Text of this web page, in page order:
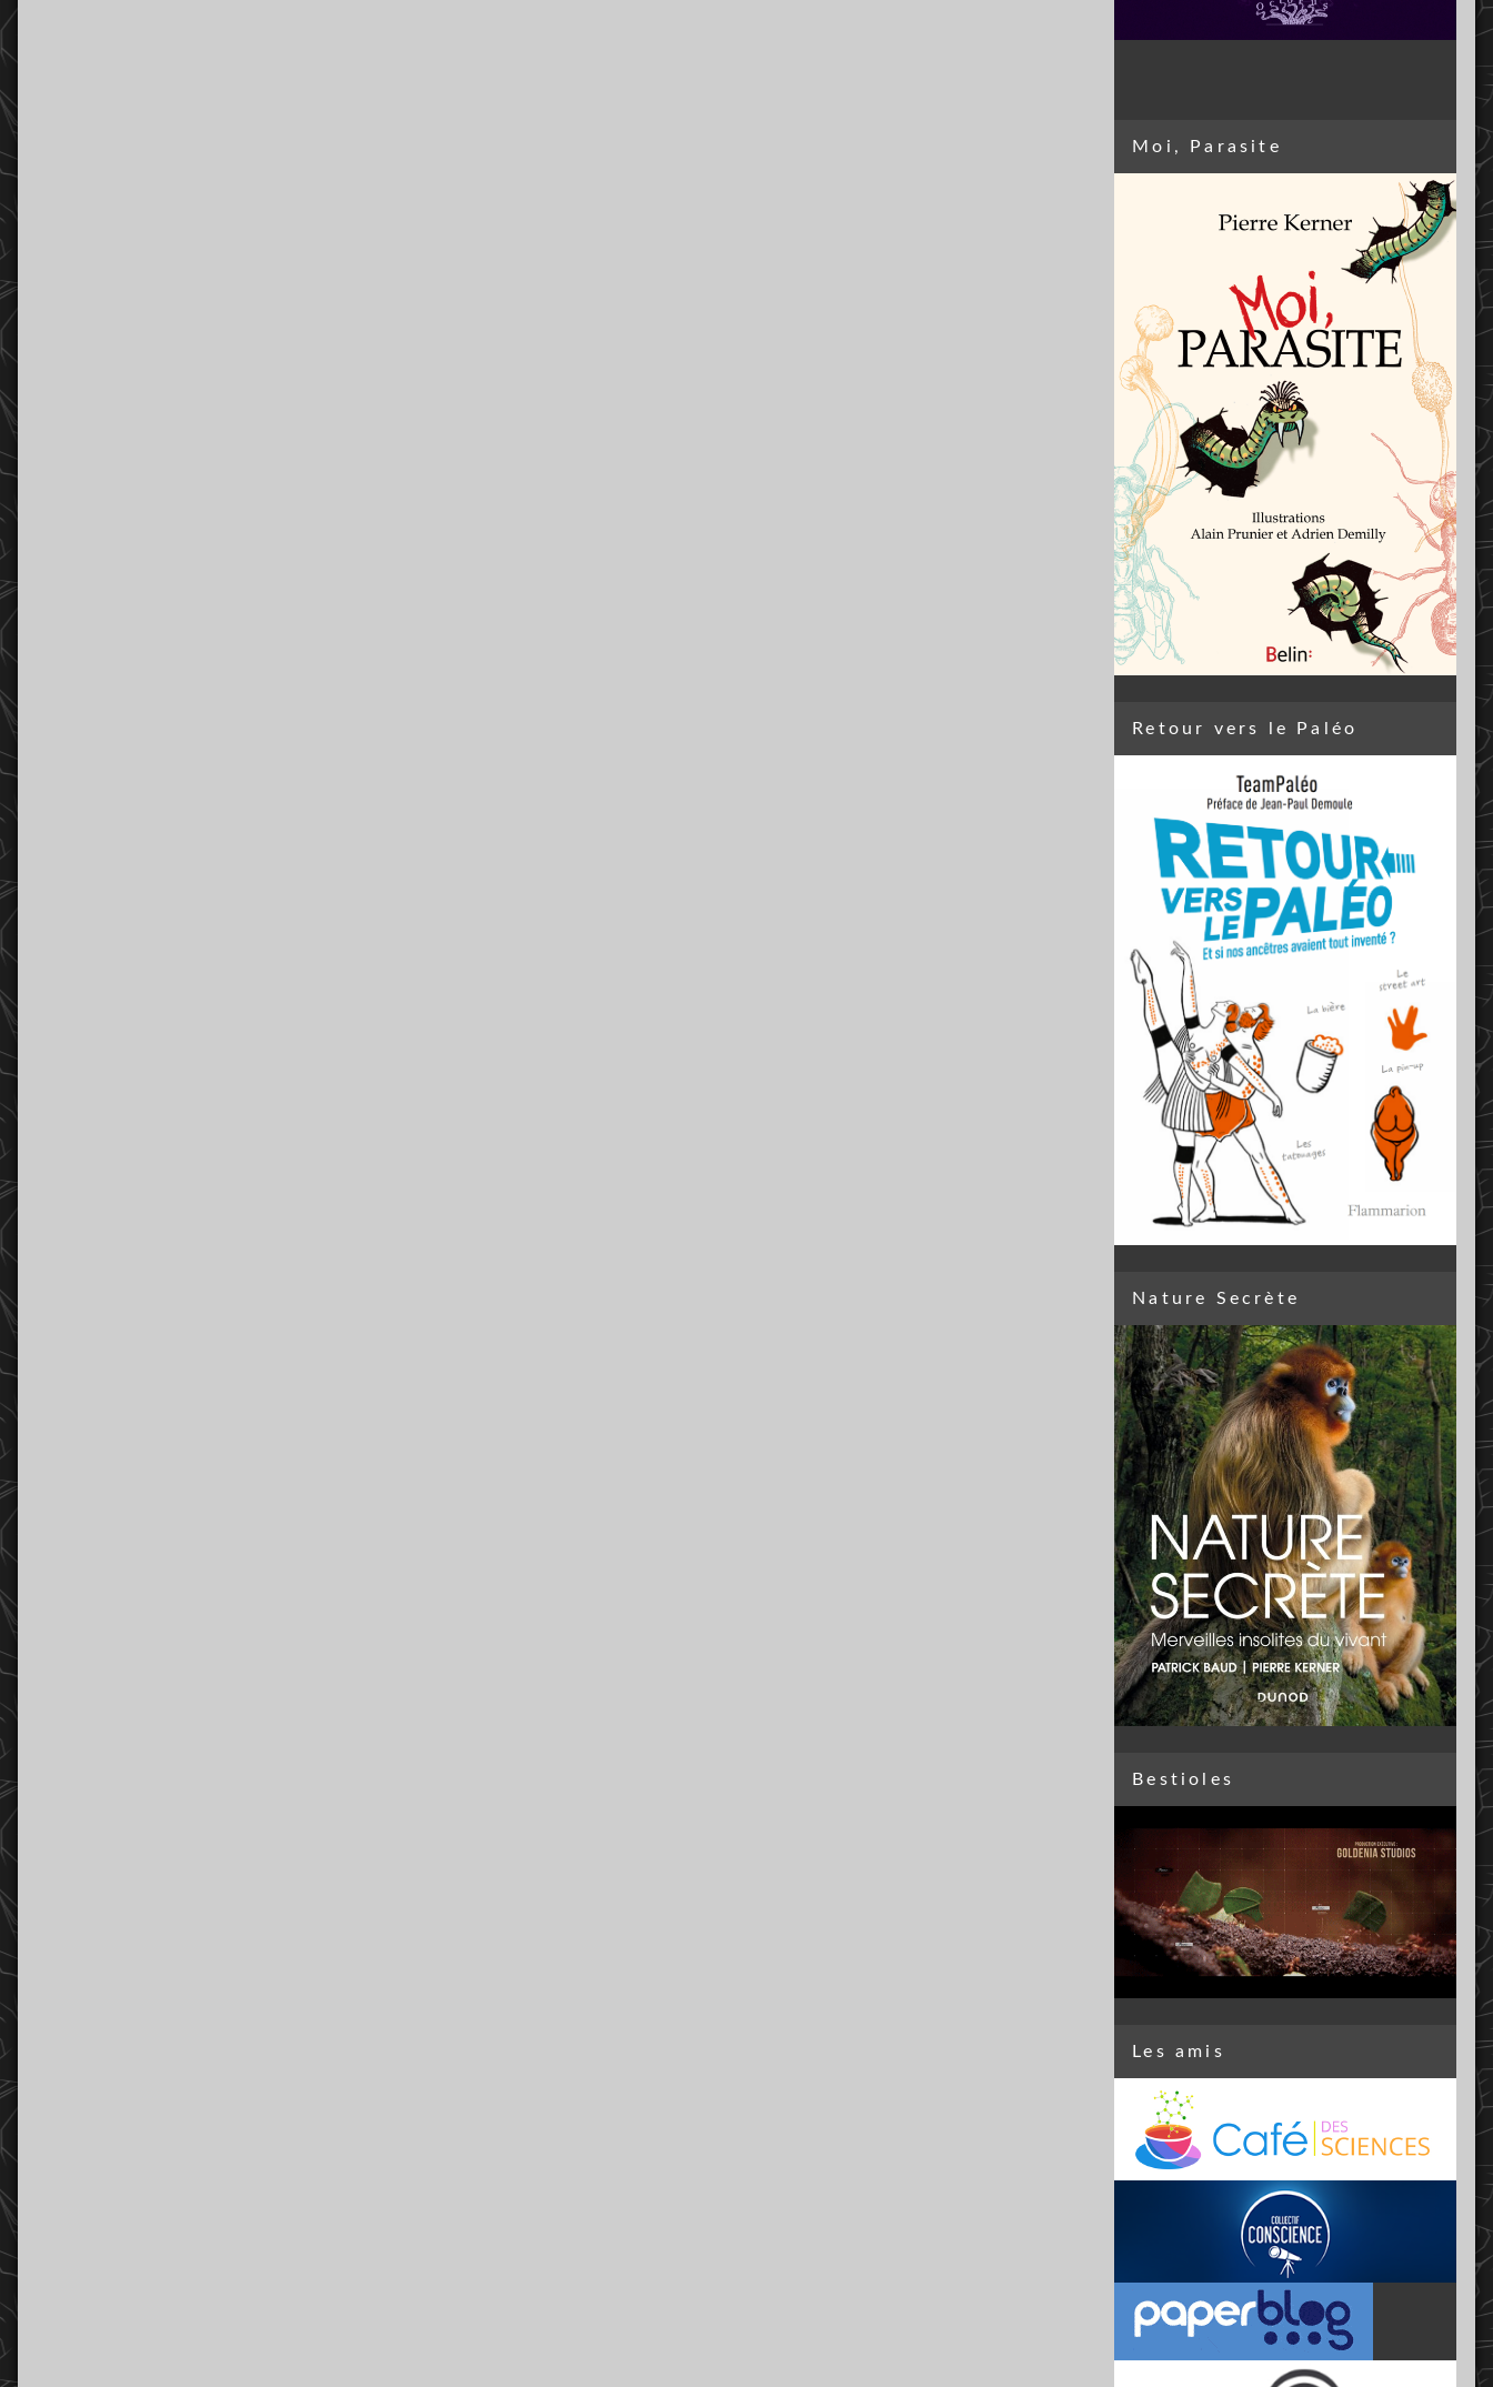
Moi, Parasite
Retour vers le Paléo
Nature Secrète
Bestioles
Les amis